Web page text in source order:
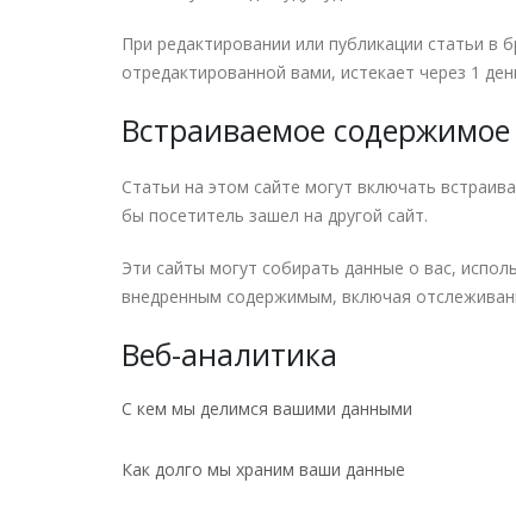
При редактировании или публикации статьи в
отредактированной вами, истекает через 1
Встраиваемое
Статьи на этом сайте могут включать
бы посетитель зашел на другой сайт.
Эти сайты могут собирать данные о вас,
внедренным содержимым, включая
Веб-аналитика
С кем мы делимся вашими данными
Как долго мы храним ваши данные